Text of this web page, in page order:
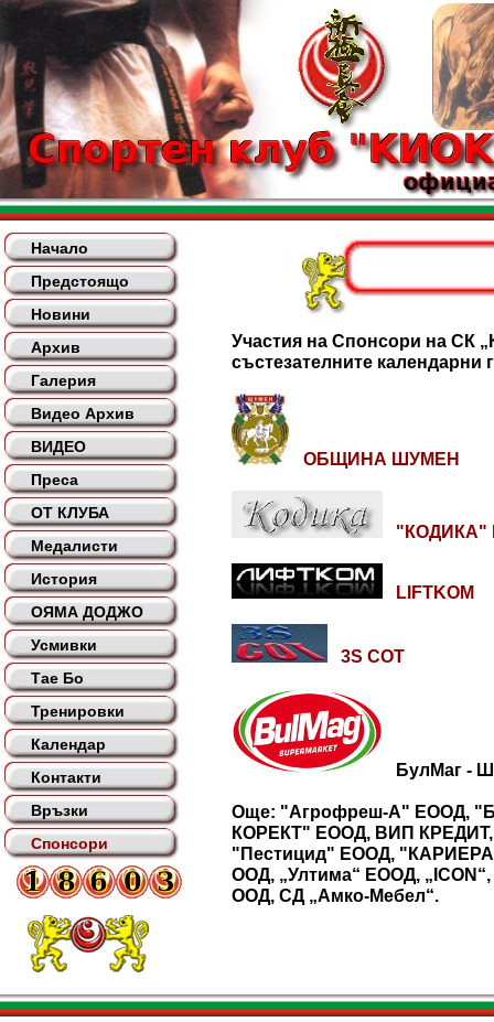
Начало
Предстоящо
Новини
Архив
Галерия
Видео Архив
ВИДЕО
Преса
ОТ КЛУБА
Медалисти
История
ОЯМА ДОДЖО
Усмивки
Тае Бо
Тренировки
Календар
Контакти
Връзки
Спонсори
Участия на Спонсори на СК
състезателните календарни
ОБЩИНА ШУМЕН
"КОДИКА"
LIFTKOM
3S СОТ
БулМаг -
Още: "Агрофреш-А" ЕООД,
КОРЕКТ" ЕООД, ВИП КРЕДИТ,
"Пестицид" ЕООД,
ООД, „Ултима“ ЕООД,
ООД, СД „Амко-Мебел“.